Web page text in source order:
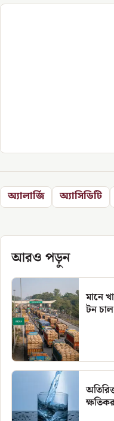
অ্যালার্জি অ্যাসিডিটি
আরও পড়ুন
মানে
টন